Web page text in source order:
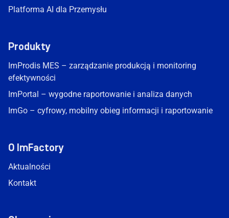
Platforma AI dla Przemysłu
Produkty
ImProdis MES – zarządzanie produkcją i monitoring
efektywności
ImPortal – wygodne raportowanie i analiza danych
ImGo – cyfrowy, mobilny obieg informacji i raportowanie
O ImFactory
Aktualności
Kontakt